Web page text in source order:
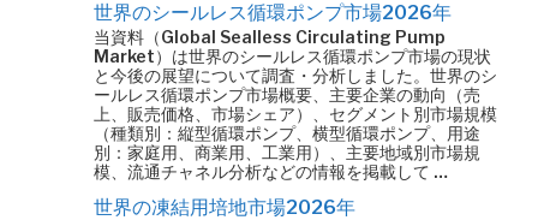
世界のシールレス循環ポンプ市場2026年
当資料（Global Sealless Circulating Pump
Market）は世界のシールレス循環ポンプ市場の現状
と今後の展望について調査・分析しました。世界のシ
ールレス循環ポンプ市場概要、主要企業の動向（売
上、販売価格、市場シェア）、セグメント別市場規模
（種類別：縦型循環ポンプ、横型循環ポンプ、用途
別：家庭用、商業用、工業用）、主要地域別市場規
模、流通チャネル分析などの情報を掲載して …
世界の凍結用培地市場2026年